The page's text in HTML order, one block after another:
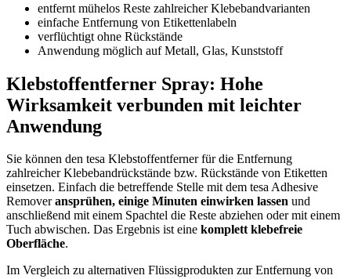
entfernt mühelos Reste zahlreicher Klebebandvarianten
einfache Entfernung von Etikettenlabeln
verflüchtigt ohne Rückstände
Anwendung möglich auf Metall, Glas, Kunststoff
Klebstoffentferner Spray: Hohe
Wirksamkeit verbunden mit leichter
Anwendung
Sie können den tesa Klebstoffentferner für die Entfernung
zahlreicher Klebebandrückstände bzw. Rückstände von Etiketten
einsetzen. Einfach die betreffende Stelle mit dem tesa Adhesive
Removeransprühen, einige Minuten einwirken lassen und
anschließend mit einem Spachtel die Reste abziehen oder mit einem
Tuch abwischen. Das Ergebnis ist eine komplett klebefreie
Oberfläche.
Im Vergleich zu alternativen Flüssigprodukten zur Entfernung von